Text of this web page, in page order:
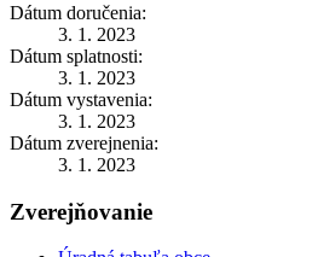
Dátum doručenia:
3. 1. 2023
Dátum splatnosti:
3. 1. 2023
Dátum vystavenia:
3. 1. 2023
Dátum zverejnenia:
3. 1. 2023
Zverejňovanie